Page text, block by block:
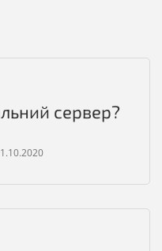
сервер?